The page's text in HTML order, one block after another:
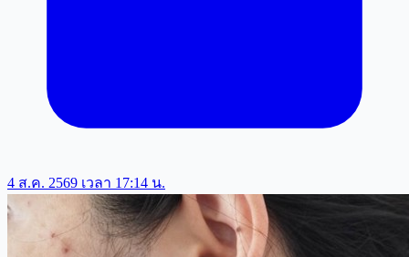
4 ส.ค. 2569 เวลา 17:14 น.